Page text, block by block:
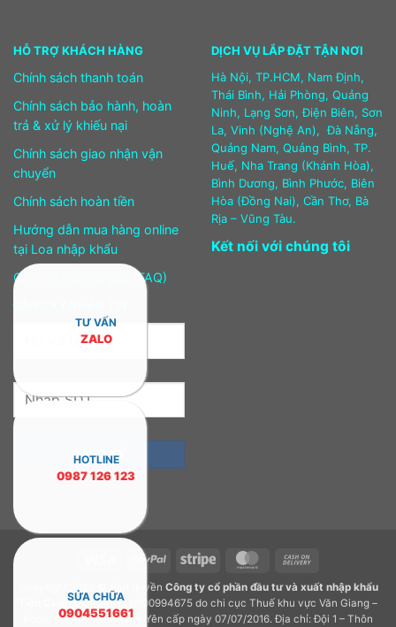
HỖ TRỢ KHÁCH HÀNG
Chính sách thanh toán
Chính sách bảo hành, hoàn
trả & xử lý khiếu nại
Chính sách giao nhận vận
chuyển
Chính sách hoàn tiền
Hướng dẫn mua hàng online
tại Loa nhập khẩu
Câu hỏi thường gặp (FAQ)
DỊCH VỤ LẮP ĐẶT TẬN NƠI
Hà Nội, TP.HCM, Nam Định,
Thái Bình, Hải Phòng, Quảng
Ninh, Lạng Sơn, Điện Biên, Sơn
La, Vinh (Nghệ An), Đà Nẵng,
Quảng Nam, Quảng Bình, TP.
Huế, Nha Trang (Khánh Hòa),
Bình Dương, Bình Phước, Biên
Hòa (Đồng Nai), Cần Thơ, Bà
Rịa – Vũng Tàu.
Kết nối với chúng tôi
PayPal Stripe MasterCard
Delivery
Copyright 2026 © Bản quyền Công ty cổ phần đầu tư và xuất nhập khẩu
Tiến Cường.GPDKKD: 0900994675 do chi cục Thuế khu vực Văn Giang –
Khoái Châu – Tỉnh Hưng Yên cấp ngày 07/07/2016. Địa chỉ: Đội 1 – Thôn
TƯ VẤN
ZALO
HOTLINE
0987 126 123
SỬA CHỮA
0904551661